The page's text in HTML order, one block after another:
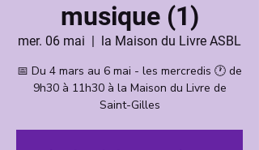
musique (1)
mer. 06 mai
  |
la Maison du Livre ASBL
📅 Du 4 mars au 6 mai - les mercredis 🕐 de
9h30 à 11h30 à la Maison du Livre de
Saint-Gilles